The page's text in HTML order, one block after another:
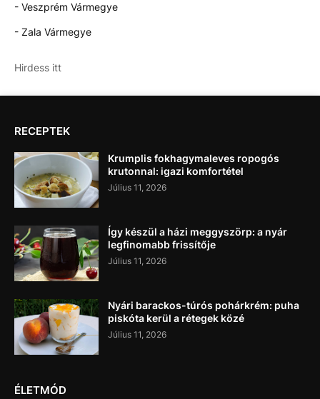
- Veszprém Vármegye
- Zala Vármegye
Hirdess itt
RECEPTEK
Krumplis fokhagymaleves ropogós
krutonnal: igazi komfortétel
Július 11, 2026
Így készül a házi meggyszörp: a nyár
legfinomabb frissítője
Július 11, 2026
Nyári barackos-túrós pohárkrém: puha
piskóta kerül a rétegek közé
Július 11, 2026
ÉLETMÓD